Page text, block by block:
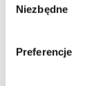
zgody
Niezbędne
Preferencje
życie w porządnej
materialny.
pretensje, drobne